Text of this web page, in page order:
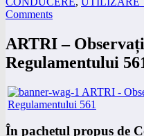
Comments
ARTRI –
Regulamentului
În pachetul propus de